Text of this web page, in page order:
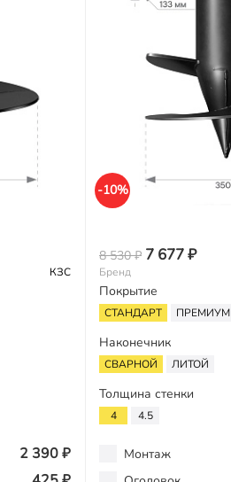
КЗС
2 390 ₽
-10%
8 530 ₽ 7 677 ₽
Бренд
Покрытие
СТАНДАРТ ПРЕМИУМ
Наконечник
СВАРНОЙ ЛИТОЙ
Толщина стенки
4 4.5
Монтаж